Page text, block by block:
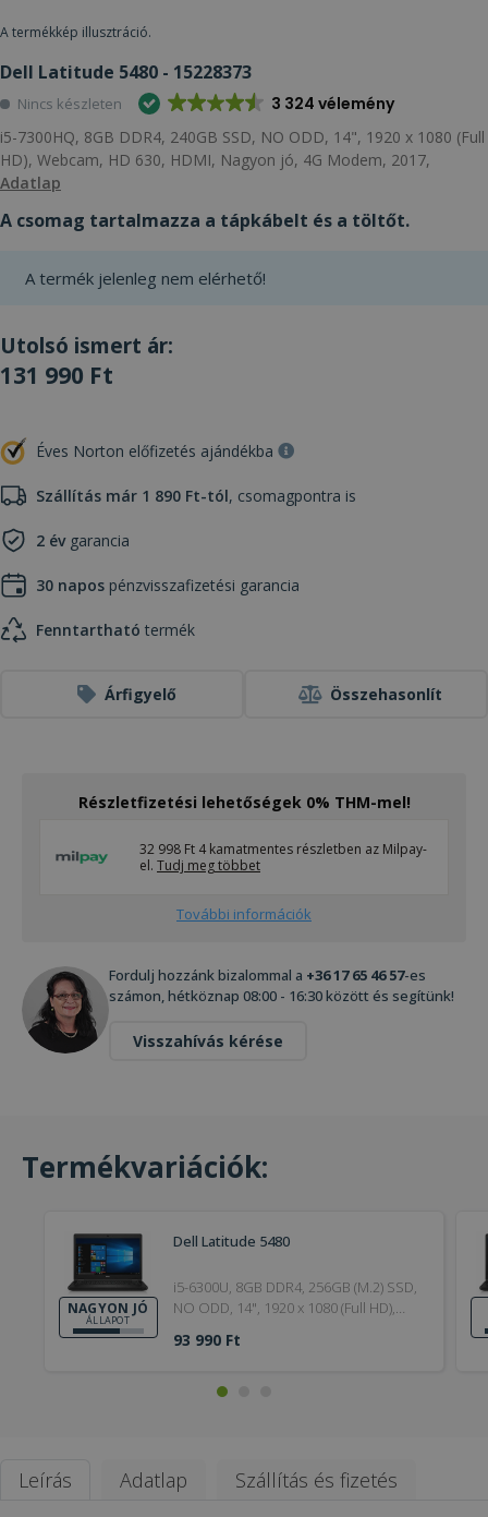
A termékkép illusztráció.
Dell Latitude 5480 - 15228373
Nincs készleten 3 324 vélemény
i5-7300HQ, 8GB DDR4, 240GB SSD, NO ODD, 14", 1920 x 1080 (Full
HD), Webcam, HD 630, HDMI, Nagyon jó, 4G Modem, 2017,
Adatlap
A csomag tartalmazza a tápkábelt és a töltőt.
A termék jelenleg nem elérhető!
Utolsó ismert ár:
131 990 Ft
Éves Norton előfizetés ajándékba
Szállítás már 1 890 Ft-tól, csomagpontra is
2 évgarancia
30 napos pénzvisszafizetési garancia
Fenntartható termék
Árfigyelő Összehasonlít
Részletfizetési lehetőségek 0% THM-mel!
32 998 Ft 4 kamatmentes részletben az Milpay-
el. Tudj meg többet
További információk
Fordulj hozzánk bizalommal a +36 17 65 46 57-es
számon, hétköznap 08:00 - 16:30 között és segítünk!
Visszahívás kérése
Termékvariációk:
NAGYON JÓ
ÁLLAPOT
Dell Latitude 5480
i5-6300U, 8GB DDR4, 256GB (M.2) SSD,
NO ODD, 14", 1920 x 1080 (Full HD),
Silver, 6. Generation, 2017, Nagyon jó
93 990 Ft
Leírás Adatlap Szállítás és fizetés